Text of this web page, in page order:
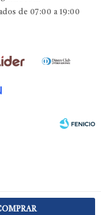
de 07:00 a 19:00